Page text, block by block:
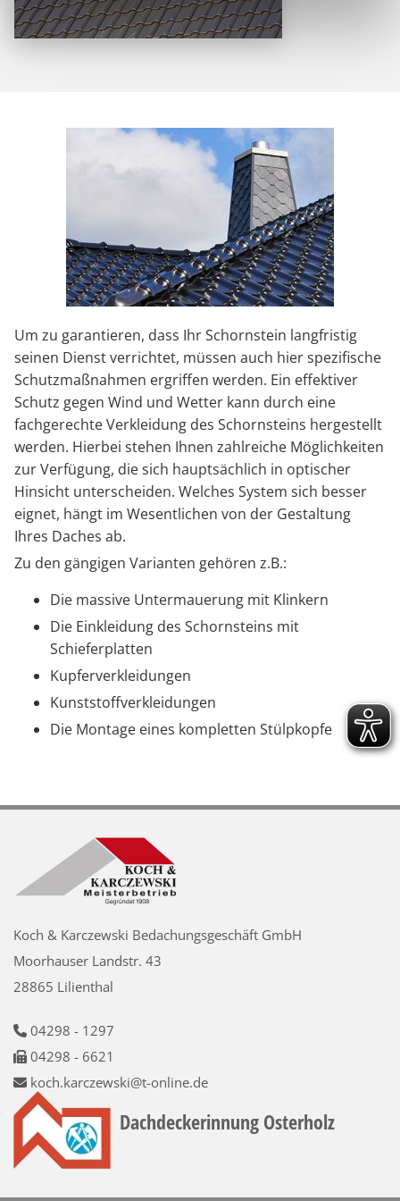
Um zu garantieren, dass Ihr Schornstein langfristig
seinen Dienst verrichtet, müssen auch hier spezifische
Schutzmaßnahmen ergriffen werden. Ein effektiver
Schutz gegen Wind und Wetter kann durch eine
fachgerechte Verkleidung des Schornsteins hergestellt
werden. Hierbei stehen Ihnen zahlreiche Möglichkeiten
zur Verfügung, die sich hauptsächlich in optischer
Hinsicht unterscheiden. Welches System sich besser
eignet, hängt im Wesentlichen von der Gestaltung
Ihres Daches ab.
Zu den gängigen Varianten gehören z.B.:
Die massive Untermauerung mit Klinkern
Die Einkleidung des Schornsteins mit
Schieferplatten
Kupferverkleidungen
Kunststoffverkleidungen
Die Montage eines kompletten Stülpkopfe
Koch & Karczewski Bedachungsgeschäft GmbH
Moorhauser Landstr. 43
28865 Lilienthal
 04298 - 1297
 04298 - 6621
 koch.karczewski@t-online.de
Dachdeckerinnung Osterholz